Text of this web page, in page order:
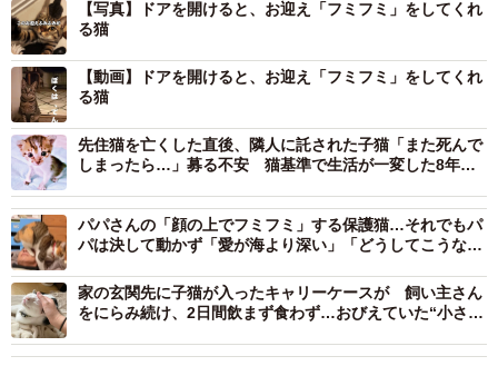
【写真】ドアを開けると、お迎え「フミフミ」をしてくれ
る猫
【動画】ドアを開けると、お迎え「フミフミ」をしてくれ
る猫
先住猫を亡くした直後、隣人に託された子猫「また死んで
しまったら…」募る不安 猫基準で生活が一変した8年の
パパさんの「顔の上でフミフミ」する保護猫…それでもパ
パは決して動かず「愛が海より深い」「どうしてこうなっ
家の玄関先に子猫が入ったキャリーケースが 飼い主さん
をにらみ続け、2日間飲まず食わず…おびえていた“小さな